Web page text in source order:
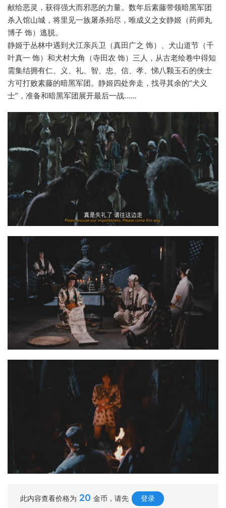
献给恶灵，获得强大而邪恶的力量。数年后素藤带领暗黑军团
杀入馆山城，将里见一族屠杀殆尽，唯成义之女静姬（药师丸
博子 饰）逃脱。
静姬于丛林中遇到犬江亲兵卫（真田广之 饰）、犬山道节（千
叶真一 饰）和犬村大角（寺田农 饰）三人，从古老绘卷中得知
需集结拥有仁、义、礼、智、忠、信、孝、悌八颗玉石的侠士
方可打败素藤的暗黑军团。静姬四处奔走，找寻其余的“犬义
士”，准备和暗黑军团展开最后一战……
此内容查看价格为 20 金币，请先 登录